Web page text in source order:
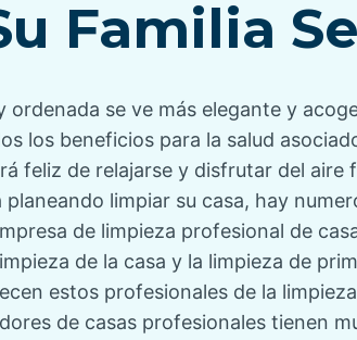
Familia
ordenada se ve más elegante y
los beneficios para la salud
feliz de relajarse y disfrutar del aire
limpiar su casa, hay
de limpieza profesional de
de la casa y la limpieza de
estos profesionales de la limpieza
de casas profesionales tienen